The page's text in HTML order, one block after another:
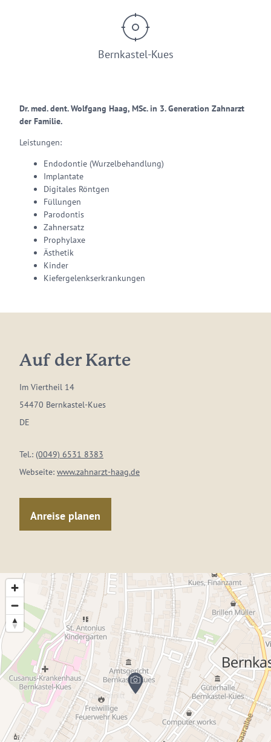
Bernkastel-Kues
Dr. med. dent. Wolfgang Haag, MSc. in 3. Generation Zahnarzt
der Familie.
Leistungen:
Endodontie (Wurzelbehandlung)
Implantate
Digitales Röntgen
Füllungen
Parodontis
Zahnersatz
Prophylaxe
Ästhetik
Kinder
Kiefergelenkserkrankungen
Auf der Karte
Im Viertheil 14
54470 Bernkastel-Kues
DE
Tel.: (0049) 6531 8383
Webseite: www.zahnarzt-haag.de
Anreise planen